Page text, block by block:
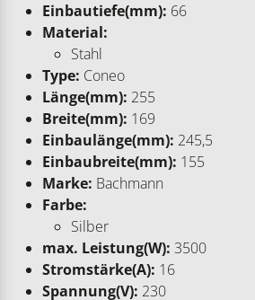
Einbautiefe(mm): 66
Material:
Stahl
Type: Coneo
Länge(mm): 255
Breite(mm): 169
Einbaulänge(mm): 245,5
Einbaubreite(mm): 155
Marke: Bachmann
Farbe:
Silber
max. Leistung(W): 3500
Stromstärke(A): 16
Spannung(V): 230